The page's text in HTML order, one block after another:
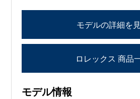
モデルの詳細を
ロレックス 商品
モデル情報